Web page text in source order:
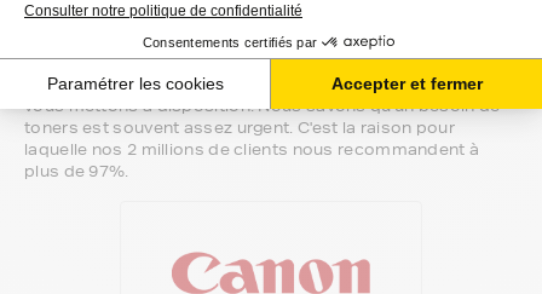
paiements sont proposés selon vos besoins.
Il ne reste plus à vos toners pour canon i-selphy-mf de
quitter notre entrepôt. Vous saurez à tout moment où se
trouve votre commande grâce au lien de suivi que nous
vous mettons à disposition. Nous savons qu'un besoin de
toners est souvent assez urgent. C'est la raison pour
laquelle nos 2 millions de clients nous recommandent à
plus de 97%.